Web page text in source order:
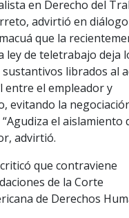
en Derecho del
advirtió en
que la
ley de teletrabajo deja
sustantivos librados al
entre el empleador y
evitando la
“Agudiza el aislamiento
advirtió.
que contraviene
de la Corte
de Derechos